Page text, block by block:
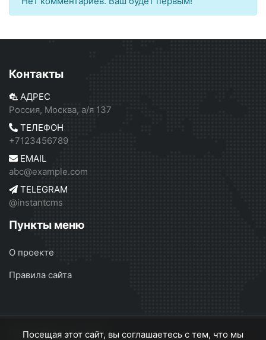
Контакты
АДРЕС
Россия, Москва, а/я 137
ТЕЛЕФОН
+7123456789
EMAIL
abc@example.com
TELEGRAM
@instantcms
Пункты меню
О проекте
Правила сайта
InstantCMS 2 © 2026
Посещая этот сайт, вы соглашаетесь с тем, что мы